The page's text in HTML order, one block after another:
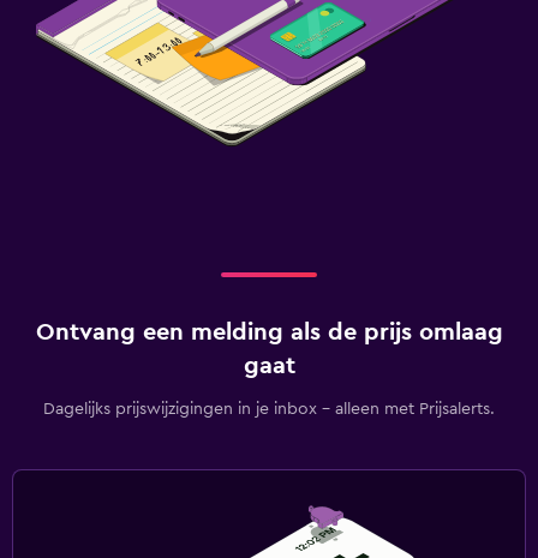
Ontvang een melding als de prijs omlaag
gaat
Dagelijks prijswijzigingen in je inbox - alleen met Prijsalerts.